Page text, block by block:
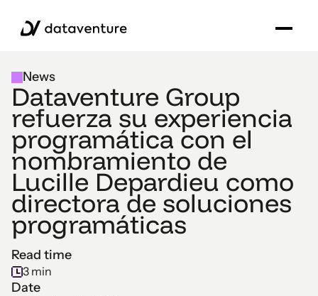
Read time
3 min
Date
News
Dataventure Group
refuerza su experiencia
programática con el
nombramiento de
Lucille Depardieu como
directora de soluciones
programáticas